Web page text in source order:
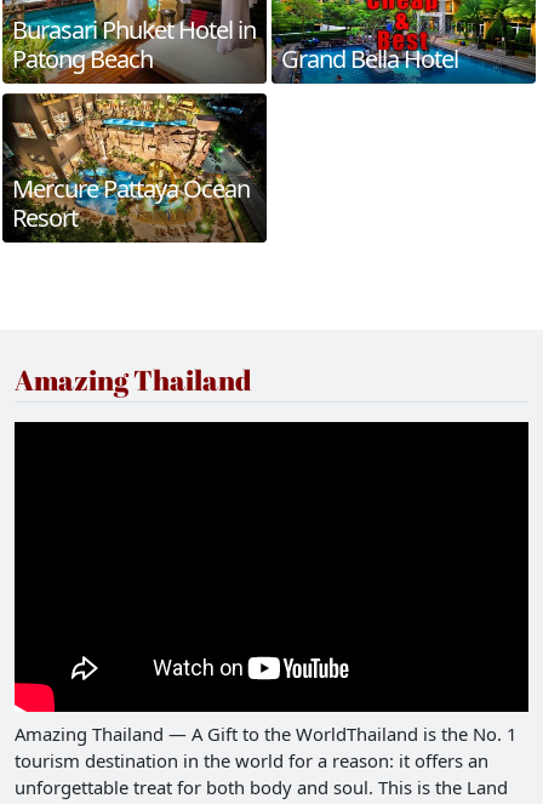
Burasari Phuket Hotel in
Patong Beach
Grand Bella Hotel
Mercure Pattaya Ocean
Resort
Amazing Thailand
Amazing Thailand — A Gift to the WorldThailand is the No. 1
tourism destination in the world for a reason: it offers an
unforgettable treat for both body and soul. This is the Land